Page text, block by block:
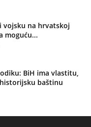
vojsku na hrvatskoj
moguću...
BiH ima vlastitu,
baštinu